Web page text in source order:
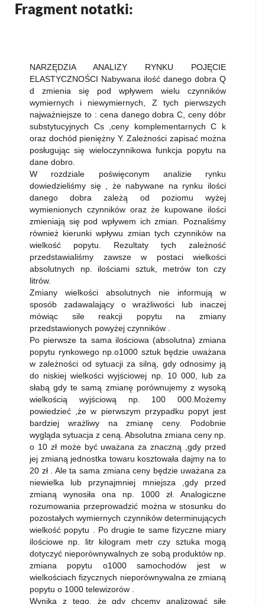
Fragment notatki:
NARZĘDZIA ANALIZY RYNKU POJĘCIE
ELASTYCZNOŚCI Nabywana ilość danego dobra Q
d zmienia się pod wpływem wielu czynników
wymiernych i niewymiernych, Z tych pierwszych
najważniejsze to : cena danego dobra C, ceny dóbr
substytucyjnych Cs ,ceny komplementarnych C k
oraz dochód pieniężny Y. Zależności zapisać można
posługując się wieloczynnikowa funkcja popytu na
dane dobro.
W rozdziale poświęconym analizie rynku
dowiedzieliśmy się , że nabywane na rynku ilości
danego dobra zależą od poziomu wyżej
wymienionych czynników oraz że kupowane ilości
zmieniają się pod wpływem ich zmian. Poznaliśmy
również kierunki wpływu zmian tych czynników na
wielkość popytu. Rezultaty tych zależność
przedstawialiśmy zawsze w postaci wielkości
absolutnych np. ilościami sztuk, metrów ton czy
litrów.
Zmiany wielkości absolutnych nie informują w
sposób zadawalający o wrażliwości lub inaczej
mówiąc sile reakcji popytu na zmiany
przedstawionych powyżej czynników .
Po pierwsze ta sama ilościowa (absolutna) zmiana
popytu rynkowego np.o1000 sztuk będzie uważana
w zależności od sytuacji za silną, gdy odnosimy ją
do niskiej wielkości wyjściowej np. 10 000, lub za
słabą gdy te samą zmianę porównujemy z wysoką
wielkością wyjściową np. 100 000.Możemy
powiedzieć ,że w pierwszym przypadku popyt jest
bardziej wrażliwy na zmianę ceny. Podobnie
wygląda sytuacja z ceną. Absolutna zmiana ceny np.
o 10 zł może być uważana za znaczną ,gdy przed
jej zmianą jednostka towaru kosztowała dajmy na to
20 zł . Ale ta sama zmiana ceny będzie uważana za
niewielka lub przynajmniej mniejsza ,gdy przed
zmianą wynosiła ona np. 1000 zł. Analogiczne
rozumowania przeprowadzić można w stosunku do
pozostałych wymiernych czynników determinujących
wielkość popytu . Po drugie te same fizyczne miary
ilościowe np. litr kilogram metr czy sztuka mogą
dotyczyć nieporównywalnych ze sobą produktów np.
zmiana popytu o1000 samochodów jest w
wielkościach fizycznych nieporównywalna ze zmianą
popytu o 1000 telewizorów .
Wynika z tego, że gdy chcemy analizować siłę